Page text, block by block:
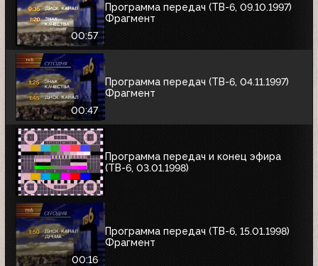
00:57
Программа передач (ТВ-6, 09.10.1997)
Фрагмент
00:47
Программа передач (ТВ-6, 04.11.1997)
Фрагмент
Программа передач и конец эфира
(ТВ-6, 03.01.1998)
00:16
Программа передач (ТВ-6, 15.01.1998)
Фрагмент